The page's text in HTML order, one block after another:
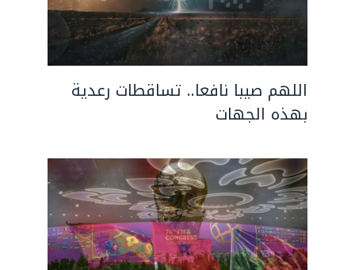
اللهم صيبا نافعا.. تساقطات رعدية
بهذه الجهات